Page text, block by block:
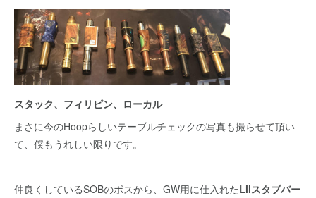
スタック、フィリピン、ローカル
まさに今のHoopらしいテーブルチェックの写真も撮らせて頂い
て、僕もうれしい限りです。
仲良くしているSOBのボスから、GW用に仕入れたLilスタブバー